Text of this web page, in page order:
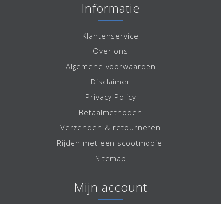
Informatie
Klantenservice
Over ons
Algemene voorwaarden
Disclaimer
Privacy Policy
Betaalmethoden
Verzenden & retourneren
Rijden met een scootmobiel
Sitemap
Mijn account